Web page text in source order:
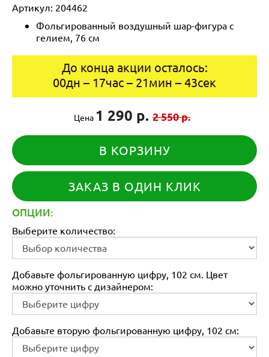
Артикул: 204462
Фольгированный воздушный шар-фигура с
гелием, 76 см
До конца акции осталось:
00дн – 17час – 21мин – 43сек
Цена 1 290 р. 2 550 р.
В КОРЗИНУ
ЗАКАЗ В ОДИН КЛИК
ОПЦИИ:
Выберите количество:
Добавьте фольгированную цифру, 102 см. Цвет
можно уточнить с дизайнером:
Добавьте вторую фольгированную цифру, 102 см: